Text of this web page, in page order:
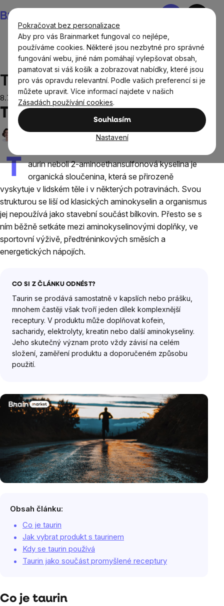
Pokračovat bez personalizace
Aby pro vás Brainmarket fungoval co nejlépe,
používáme cookies. Některé jsou nezbytné pro správné
fungování webu, jiné nám pomáhají vylepšovat obsah,
pamatovat si váš košík a zobrazovat nabídky, které jsou
pro vás opravdu relevantní. Podle vašich preferencí si je
můžete upravit. Více informací najdete v našich
Zásadách používání cookies.
Souhlasím
Nastavení
na
obsah
Nákupní
Blog Taurin ve sportovní výživě
Taurin ve sportovní výživě
8.7.2026
Taurin ve sportovní výživě
Karolína Hradilová 8. 7. 2026 Počet přečtení:0x
T aurin neboli 2-aminoethansulfonová kyselina je
organická sloučenina, která se přirozeně
vyskytuje v lidském těle i v některých potravinách. Svou
strukturou se liší od klasických aminokyselin a organismus
jej nepoužívá jako stavební součást bílkovin. Přesto se s
ním běžně setkáte mezi aminokyselinovými doplňky, ve
sportovní výživě, předtréninkových směsích a
energetických nápojích.
CO SI Z ČLÁNKU ODNÉST?
Taurin se prodává samostatně v kapslích nebo prášku,
mnohem častěji však tvoří jeden dílek komplexnější
receptury. V produktu může doplňovat kofein,
sacharidy, elektrolyty, kreatin nebo další aminokyseliny.
Jeho skutečný význam proto vždy závisí na celém
složení, zaměření produktu a doporučeném způsobu
použití.
Obsah článku:
Co je taurin
Jak vybrat produkt s taurinem
Kdy se taurin používá
Taurin jako součást promyšlené receptury
Co je taurin